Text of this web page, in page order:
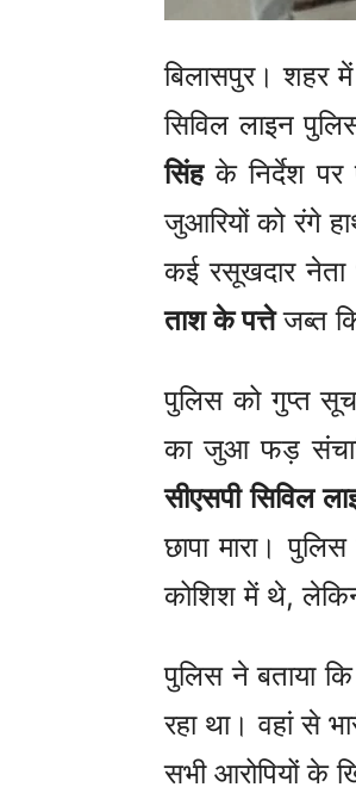
बिलासपुर। शहर
सिविल लाइन
सिंहके निर्देश
जुआरियों को रंगे
कई रसूखदार
ताश के पत्तेजब्त
पुलिस को गुप्त
का जुआ फड़
सीएसपी सिविल
छापा मारा।
कोशिश में थे,
पुलिस ने बताया
रहा था। वहां से
सभी आरोपियों के